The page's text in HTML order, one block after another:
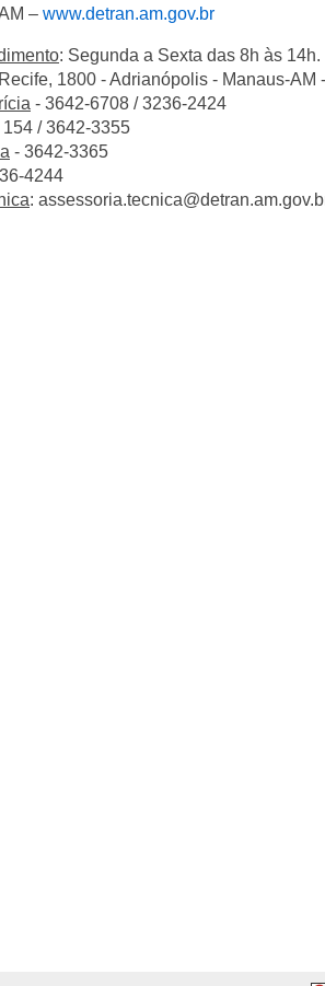
– www.detran.am.gov.br
: Segunda a Sexta das 8h às 14h.
1800 - Adrianópolis - Manaus-AM
- 3642-6708 / 3236-2424
154 / 3642-3355
- 3642-3365
4244
: